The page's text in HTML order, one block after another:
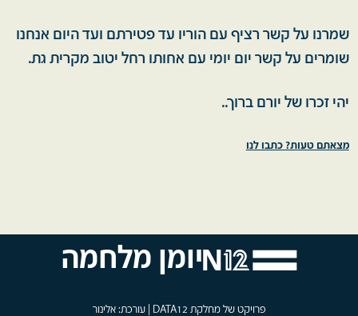
שמרנו על קשר רציף עם הוריו עד פטירתם ועד היום אנחנו
שומרים על קשר יום יומי עם אחותו רחל יטוב מקרית גת.
יהי זכרו של יורם ברוך..
מצאתם טעות? כתבו לנו
יומן מלחמה
פרויקט של מחלקת DATA12 | עורכת: אלינור